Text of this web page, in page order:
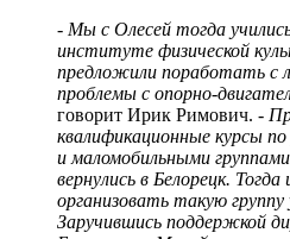
- Мы с Олесей тогда
институте физической
предложили поработать с
проблемы с опорно-
говорит Ирик Римович. -
квалификационные курсы
и маломобильными
вернулись в Белорецк.
организовать такую группу
Заручившись поддержкой